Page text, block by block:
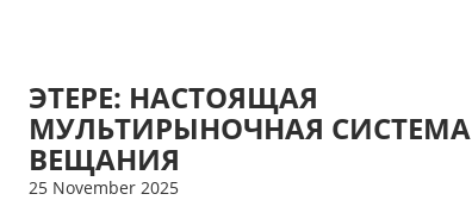
ЭТЕРЕ: НАСТОЯЩАЯ
МУЛЬТИРЫНОЧНАЯ СИСТЕМА
ВЕЩАНИЯ
25 November 2025